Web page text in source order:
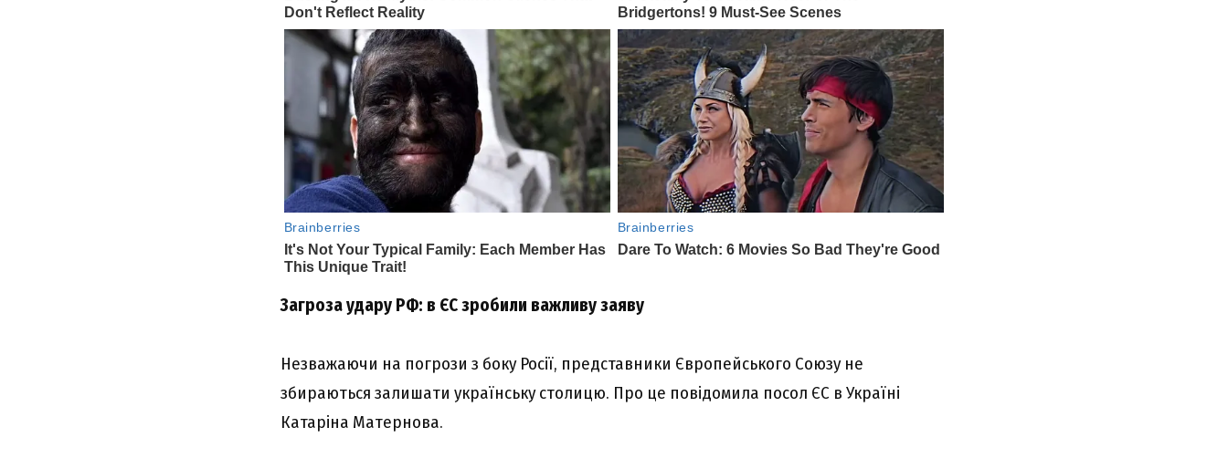
Загроза удару РФ: в ЄС зробили важливу заяву
Незважаючи на погрози з боку Росії, представники Європейського Союзу не
збираються залишати українську столицю. Про це повідомила посол ЄС в Україні
Катаріна Матернова.